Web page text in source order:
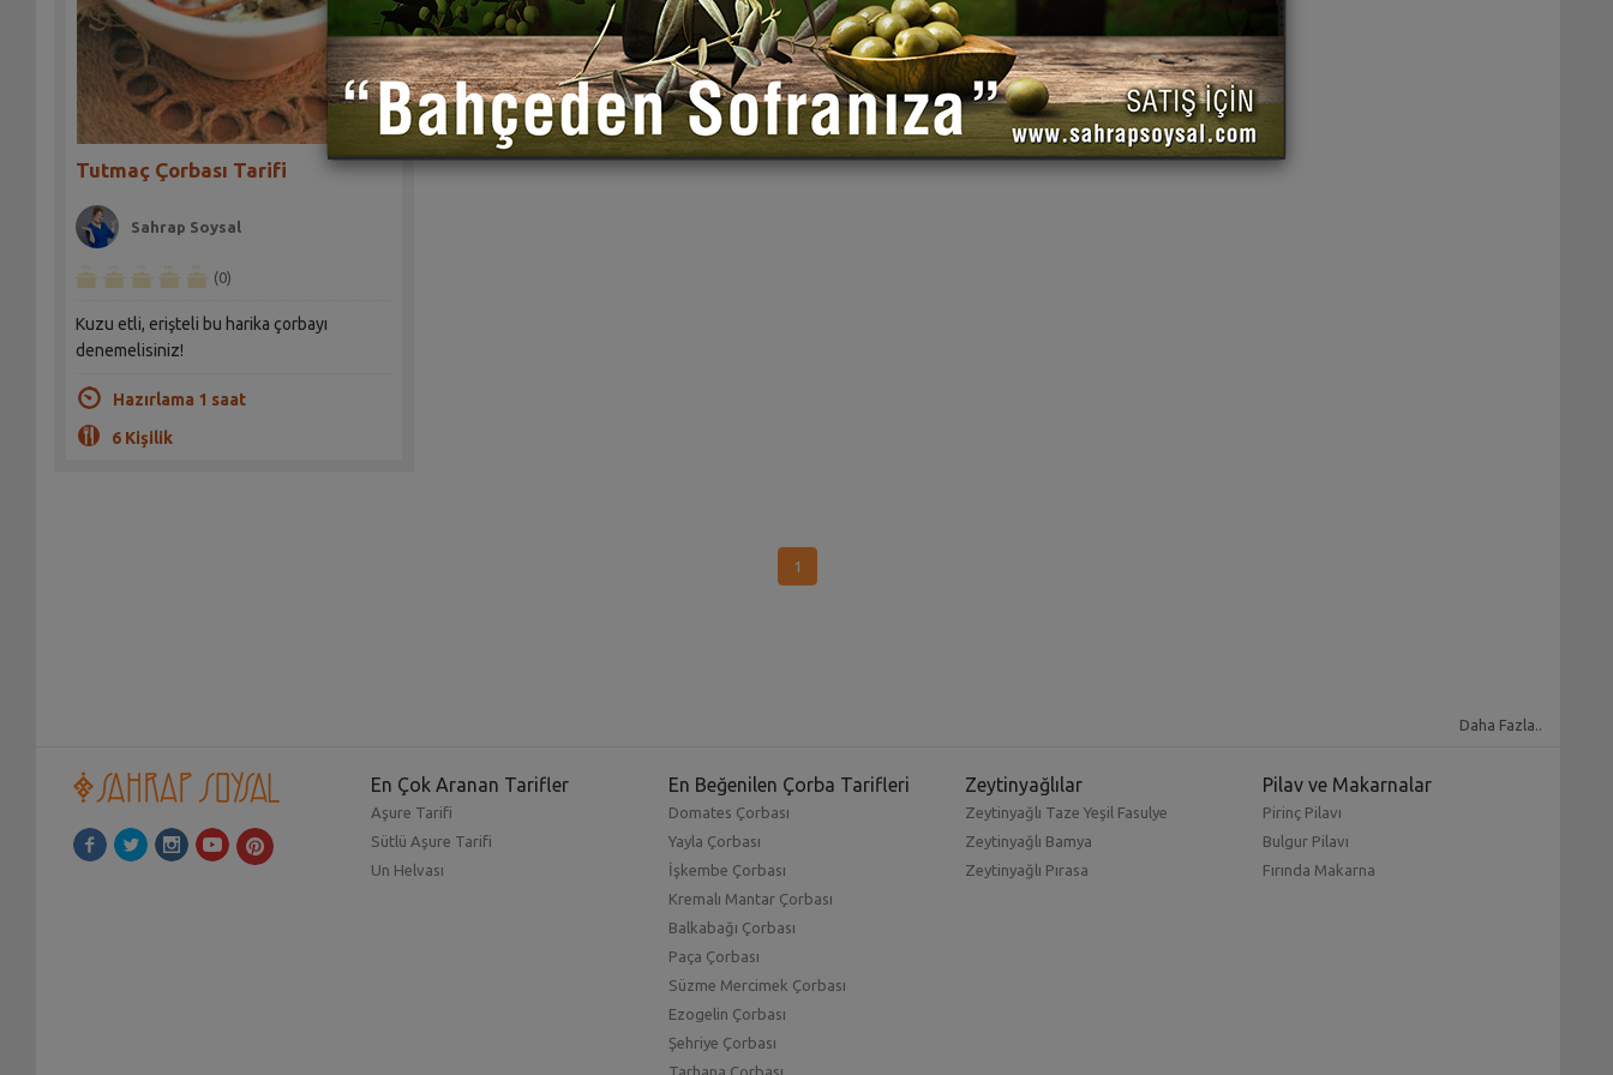
Tutmaç Çorbası Tarifi
Sahrap Soysal
(0)
Kuzu etli, erişteli bu harika çorbayı
denemelisiniz!
Hazırlama 1 saat
6 Kişilik
1
Daha Fazla..
En Çok Aranan Tarifler
Aşure Tarifi
Sütlü Aşure Tarifi
Un Helvası
En Beğenilen Çorba Tarifleri
Domates Çorbası
Yayla Çorbası
İşkembe Çorbası
Kremalı Mantar Çorbası
Balkabağı Çorbası
Paça Çorbası
Süzme Mercimek Çorbası
Ezogelin Çorbası
Şehriye Çorbası
Zeytinyağlılar
Zeytinyağlı Taze Yeşil Fasulye
Zeytinyağlı Bamya
Zeytinyağlı Pırasa
Pilav ve Makarnalar
Pirinç Pilavı
Bulgur Pilavı
Fırında Makarna